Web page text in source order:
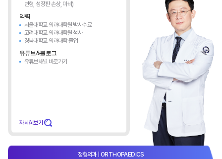
변형, 성장판 손상, 마비)
약력
서울대학교 의과대학원 박사수료
고려대학교 의과대학원 석사
경북대학교 의과대학 졸업
유튜브&블로그
유튜브채널 바로가기
자세히보기
정형외과 | ORTHOPAEDICS​